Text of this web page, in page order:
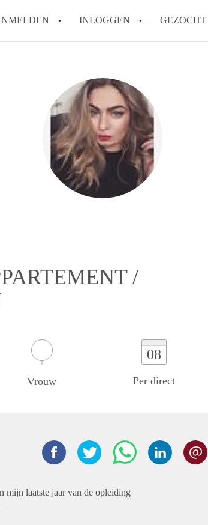
INLOGGEN GEZOCHT
Wat kost een
Wanneer moet ik
De populairste
Alle veelgestelde vragen
/
Vrouw
08
Per direct
mijn laatste jaar van de opleiding